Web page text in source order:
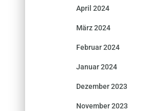
April 2024
März 2024
Februar 2024
Januar 2024
Dezember 2023
November 2023